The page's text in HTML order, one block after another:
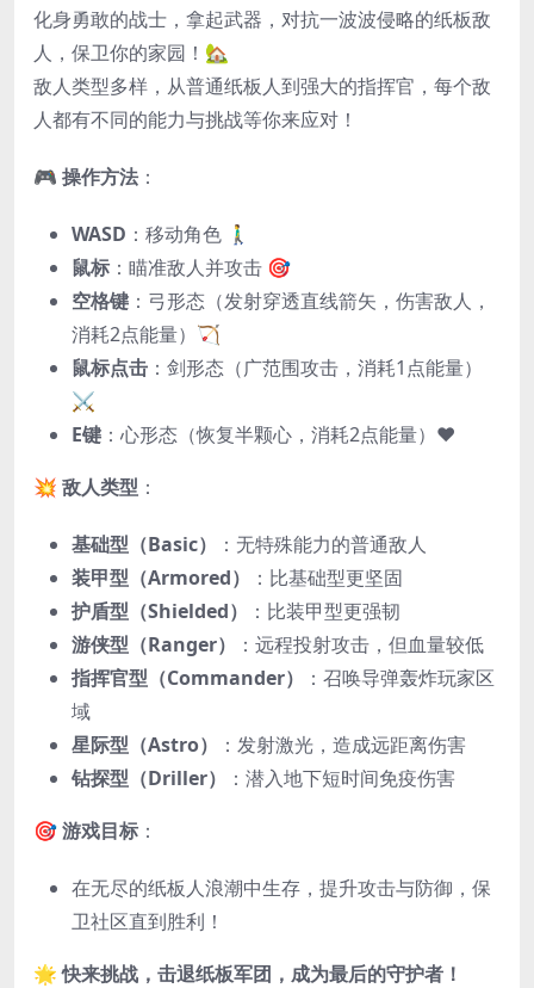
化身勇敢的战士，拿起武器，对抗一波波侵略的纸板敌
人，保卫你的家园！🏡
敌人类型多样，从普通纸板人到强大的指挥官，每个敌
人都有不同的能力与挑战等你来应对！
🎮 操作方法 ：
WASD ：移动角色 🚶‍♂️
鼠标 ：瞄准敌人并攻击 🎯
空格键 ：弓形态（发射穿透直线箭矢，伤害敌人，
消耗2点能量）🏹
鼠标点击 ：剑形态（广范围攻击，消耗1点能量）
⚔️
E键 ：心形态（恢复半颗心，消耗2点能量）❤️
💥 敌人类型 ：
基础型（Basic）
：无特殊能力的普通敌人
装甲型（Armored）
：比基础型更坚固
护盾型（Shielded）
：比装甲型更强韧
游侠型（Ranger）
：远程投射攻击，但血量较低
指挥官型（Commander）
：召唤导弹轰炸玩家区
域
星际型（Astro）
：发射激光，造成远距离伤害
钻探型（Driller）
：潜入地下短时间免疫伤害
🎯游戏目标 ：
在无尽的纸板人浪潮中生存，提升攻击与防御，保
卫社区直到胜利！
🌟快来挑战，击退纸板军团，成为最后的守护者！